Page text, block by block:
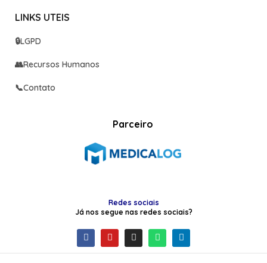
LINKS UTEIS
🔒LGPD
👥Recursos Humanos
📞Contato
Parceiro
Redes sociais
Já nos segue nas redes sociais?